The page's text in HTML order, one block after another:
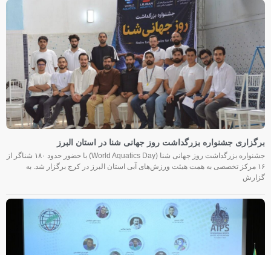
برگزاری جشنواره بزرگداشت روز جهانی شنا در استان البرز
جشنواره بزرگداشت روز جهانی شنا (World Aquatics Day) با حضور حدود ۱۸۰ شناگر از
۱۶ مرکز تخصصی به همت هیئت ورزش‌های آبی استان البرز در کرج برگزار شد. به
گزارش